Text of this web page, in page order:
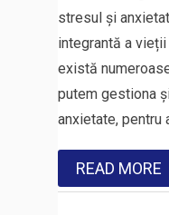
stresul și
integrantă a
există
putem gestiona
anxietate, pentru
READ MORE